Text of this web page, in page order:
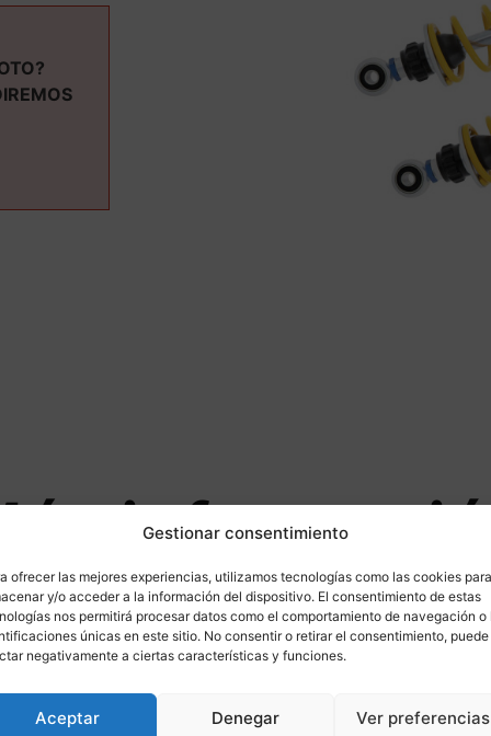
Gestionar consentimiento
ofrecer las mejores experiencias, utilizamos tecnologías como las cookies para
y/o acceder a la información del dispositivo. El consentimiento de estas
nos permitirá procesar datos como el comportamiento de navegación o
únicas en este sitio. No consentir o retirar el consentimiento, puede
negativamente a ciertas características y funciones.
Aceptar Denegar Ver preferencias
para
719, es compatible con la Suzuki Raider, Raider